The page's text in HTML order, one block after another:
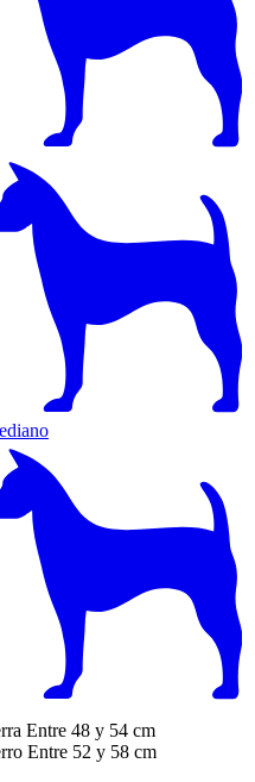
Entre 48 y 54 cm
Entre 52 y 58 cm